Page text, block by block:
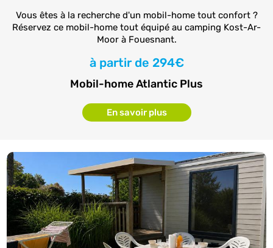
Vous êtes à la recherche d'un mobil-home tout confort ?
Réservez ce mobil-home tout équipé au camping Kost-Ar-
Moor à Fouesnant.
à partir de 294€
Mobil-home Atlantic Plus
En savoir plus